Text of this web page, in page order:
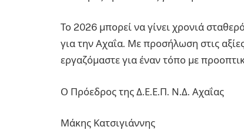
Το 2026 μπορεί να γίνει χρονιά
για την Αχαΐα. Με προσήλωση στις
εργαζόμαστε για έναν τόπο με
Ο Πρόεδρος της Δ.Ε.Ε.Π. Ν.Δ. Αχαΐας
Μάκης Κατσιγιάννης